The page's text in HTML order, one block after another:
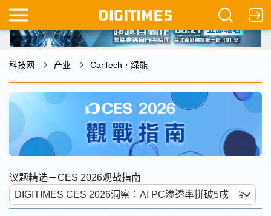
科技网 产业 CarTech．绿能
议题精选－CES 2026观战指南